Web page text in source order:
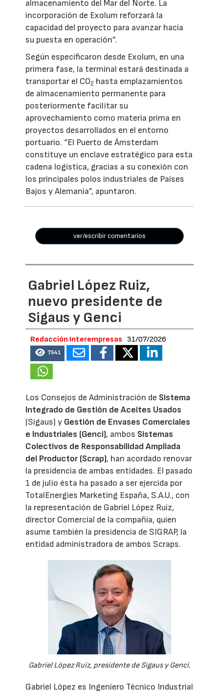
almacenamiento del Mar del Norte. La
incorporación de Exolum reforzará la
capacidad del proyecto para avanzar hacia
su puesta en operación”.
Según especificaron desde Exolum, en una
primera fase, la terminal estará destinada a
transportar el CO2 hasta emplazamientos
de almacenamiento permanente para
posteriormente facilitar su
aprovechamiento como materia prima en
proyectos desarrollados en el entorno
portuario. “El Puerto de Ámsterdam
constituye un enclave estratégico para esta
cadena logística, gracias a su conexión con
los principales polos industriales de Países
Bajos y Alemania”, apuntaron.
ver/escribir comentarios
Gabriel López Ruiz,
nuevo presidente de
Sigaus y Genci
Redacción Interempresas 31/07/2026
7541
Los Consejos de Administración de Sistema
Integrado de Gestión de Aceites Usados
(Sigaus) y Gestión de Envases Comerciales
e Industriales (Genci), ambos Sistemas
Colectivos de Responsabilidad Ampliada
del Productor (Scrap), han acordado renovar
la presidencia de ambas entidades. El pasado
1 de julio ésta ha pasado a ser ejercida por
TotalEnergies Marketing España, S.A.U., con
la representación de Gabriel López Ruiz,
director Comercial de la compañía, quien
asume también la presidencia de SIGRAP, la
entidad administradora de ambos Scraps.
Gabriel López Ruiz, presidente de Sigaus y Genci.
Gabriel López es Ingeniero Técnico Industrial